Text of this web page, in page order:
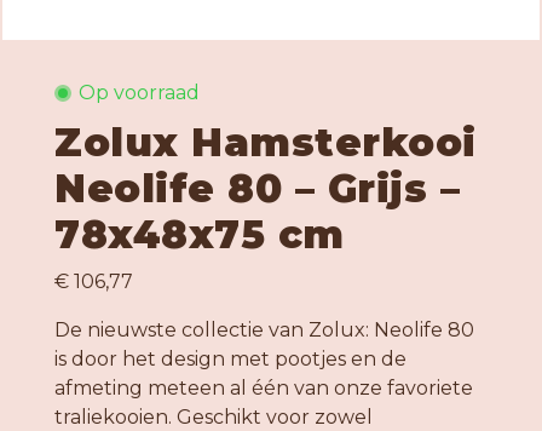
Op voorraad
Zolux Hamsterkooi
Neolife 80 – Grijs –
78x48x75 cm
€ 106,77
De nieuwste collectie van Zolux: Neolife 80
is door het design met pootjes en de
afmeting meteen al één van onze favoriete
traliekooien. Geschikt voor zowel